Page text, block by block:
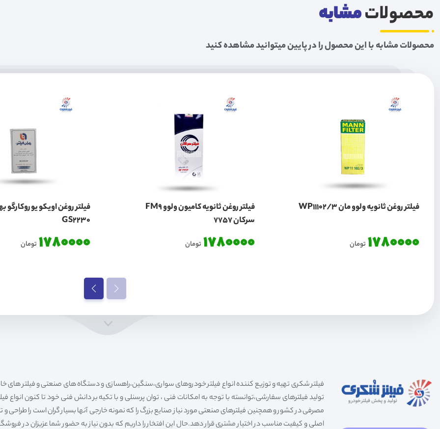
محصولاتمشابه
محصولات مشابه با این محصول را در پایین میتوانید مشاهده کنید
فیلتر روغن ثانویه ولوو مان WP11102/3
1780000 تومان
فیلتر روغن ثانویه کامیون ولوو FM9
سرکان 7757
1780000 تومان
فیلتر روغن اویکو یوروکارگو
GS2230
1780000 تومان
تولید فیلترهای سفارشی،توانسته با توجه به امکانات فنی ، توان پرسنلی و با تکیه بر دانش فنی خود تا کنون انواع
مصرفی در کشور و همچنین فیلترهای صنعتی مورد نیاز صنایع بزرگ را که نمونه خارجی آنها بسیار گران است را طراحی و
اصلی و کیفیت مناسب در اختیار مشتری قرار دهد.حال این افتخار را داریم که بدون نیاز به حضور شما عزیزان در